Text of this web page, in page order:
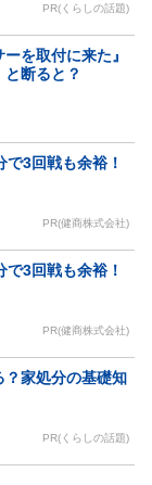
PR(くらしの話題)
を取付に来た』
断ると？
で3回戦も余裕！
PR(健商株式会社)
で3回戦も余裕！
PR(健商株式会社)
？家処分の基礎知
PR(くらしの話題)